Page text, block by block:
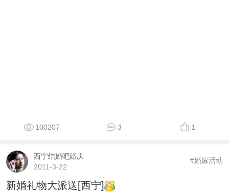
100207 3 1
西宁结婚吧婚庆
2011-3-22
#婚嫁活动
新婚礼物大派送[西宁]